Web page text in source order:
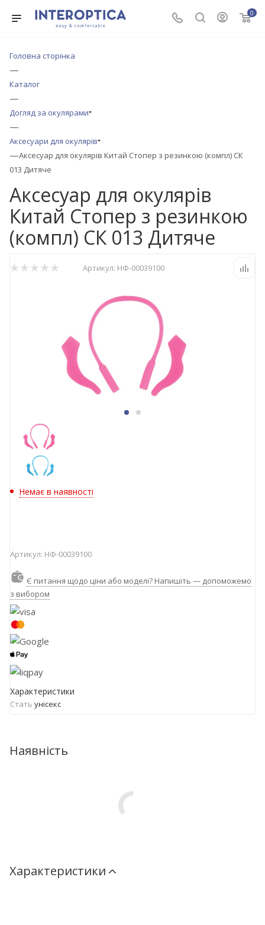
0
Головна сторінка
—
Каталог
—
Догляд за окулярами
—
Аксесуари для окулярів
—Аксесуар для окулярів Китай Стопер з резинкою (компл) СК
013 Дитяче
Аксесуар для окулярів
Китай Стопер з резинкою
(компл) СК 013 Дитяче
Артикул: НФ-00039100
Немає в наявності
Артикул: НФ-00039100
Є питання щодо ціни або моделі? Напишіть — допоможемо
з вибором
Характеристики
Стать унісекс
Наявність
Характеристики